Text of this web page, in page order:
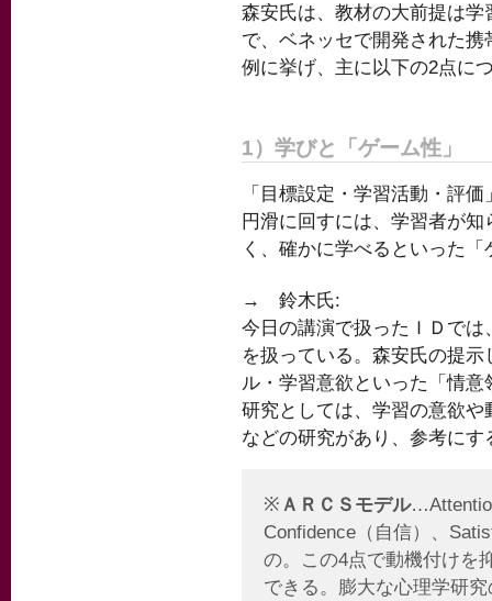
森安氏は、教材の大前提は
で、ベネッセで開発された
例に挙げ、主に以下の2点に
1）学びと「ゲーム性」
「目標設定・学習活動・評
円滑に回すには、学習者が
く、確かに学べるといった
→ 鈴木氏:
今日の講演で扱ったＩＤで
を扱っている。森安氏の提
ル・学習意欲といった「情
研究としては、学習の意欲
などの研究があり、参考にす
※ ＡＲＣＳモデル
Confidence（自信）、
の。この4点で動機付けを
できる。膨大な心理学研